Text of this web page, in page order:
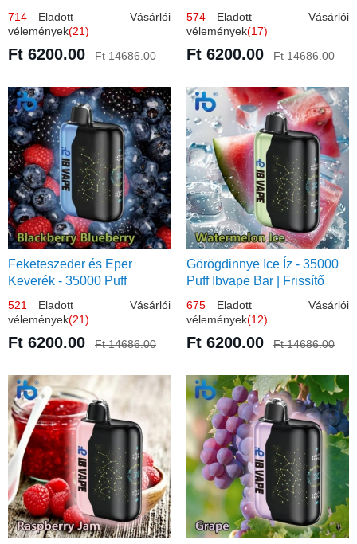
714 Eladott Vásárlói
vélemények(21)
Ft 6200.00 Ft 14686.00
574 Eladott Vásárlói
vélemények(17)
Ft 6200.00 Ft 14686.00
Feketeszeder és Eper
Keverék - 35000 Puff
Gyümölcsökombináció!
521
Eladott Vásárlói
vélemények(21)
Ft 6200.00 Ft 14686.00
Görögdinnye Ice Íz - 35000
Puff Ibvape Bar | Frissítő
675 Eladott Vásárlói
vélemények(12)
Ft 6200.00 Ft 14686.00